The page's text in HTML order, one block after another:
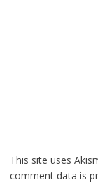
This site uses
comment data is